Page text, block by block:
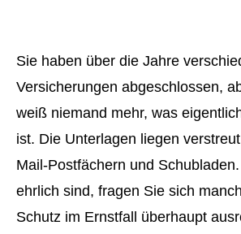
Sie haben über die Jahre
Versicherungen abgeschlossen,
weiß niemand mehr, was
ist. Die Unterlagen liegen
Mail-Postfächern und
ehrlich sind, fragen Sie sich
Schutz im Ernstfall überhaupt